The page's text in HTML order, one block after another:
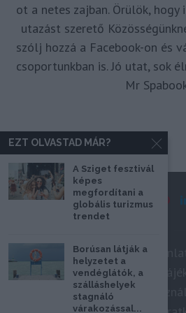
ot a netes zajban. Örülök,
utazást szerető
szólj hozzá a Facebook-on és
csoportunkban is. Jó utat, sok
Mr
Impresszum Médiaajánlat
Adatkezelési
Szerzői jogok,
EZT OLVASTAD MÁR?
A Sziget fesztivál
képes
megfordítani a
globális turizmus
trendet
Borúsan látják a
helyzetet a
vendéglátók, a
szálláshelyek
stagnáló
várakozással...